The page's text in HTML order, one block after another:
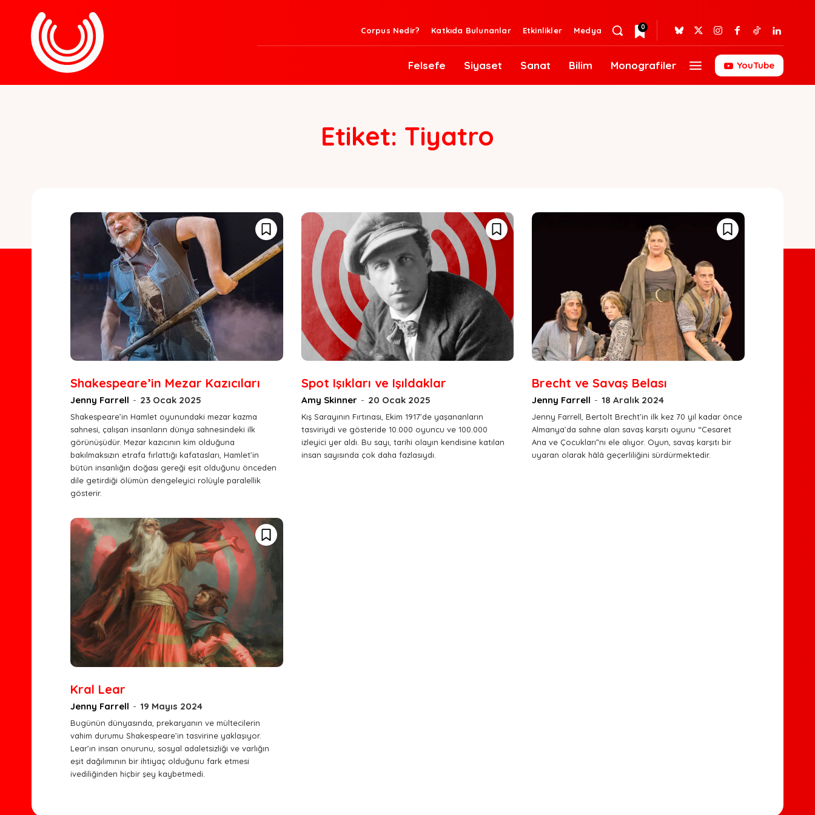
Corpus Nedir? Katkıda Bulunanlar Etkinlikler Medya 0
Felsefe Siyaset Sanat Bilim Monografiler YouTube
Etiket: Tiyatro
Shakespeare’in Mezar Kazıcıları
Jenny Farrell - 23 Ocak 2025
Shakespeare’in Hamlet oyunundaki mezar kazma
sahnesi, çalışan insanların dünya sahnesindeki ilk
görünüşüdür. Mezar kazıcının kim olduğuna
bakılmaksızın etrafa fırlattığı kafatasları, Hamlet’in
bütün insanlığın doğası gereği eşit olduğunu önceden
dile getirdiği ölümün dengeleyici rolüyle paralellik
gösterir.
Spot Işıkları ve Işıldaklar
Amy Skinner - 20 Ocak 2025
Kış Sarayının Fırtınası, Ekim 1917’de yaşananların
tasviriydi ve gösteride 10.000 oyuncu ve 100.000
izleyici yer aldı. Bu sayı, tarihi olayın kendisine katılan
insan sayısında çok daha fazlasıydı.
Brecht ve Savaş Belası
Jenny Farrell - 18 Aralık 2024
Jenny Farrell, Bertolt Brecht’in ilk kez 70 yıl kadar önce
Almanya’da sahne alan savaş karşıtı oyunu “Cesaret
Ana ve Çocukları”nı ele alıyor. Oyun, savaş karşıtı bir
uyaran olarak hâlâ geçerliliğini sürdürmektedir.
Kral Lear
Jenny Farrell - 19 Mayıs 2024
Bugünün dünyasında, prekaryanın ve mültecilerin
vahim durumu Shakespeare’in tasvirine yaklaşıyor.
Lear’ın insan onurunu, sosyal adaletsizliği ve varlığın
eşit dağılımının bir ihtiyaç olduğunu fark etmesi
ivediliğinden hiçbir şey kaybetmedi.